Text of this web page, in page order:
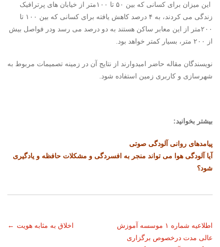
این میزان برای کسانی که بین ۵۰ تا ۱۰۰متر از خیابان ­های پرترافیک
زندگی می کردند، به ۴ درصد کاهش یافته برای کسانی که بین ۱۰۰ تا
۲۰۰متر از این معابر ساکن هستند به دو درصد می­ رسد ودر فواصل بیش
از ۲۰۰ متر، بسیار کمتر خواهد بود.
نویسندگان مقاله حاضر امیدوارند از نتایج آن در زمینه تصمیمات مربوط به
شهرسازی و کاربری زمین استفاده شود.
بیشتر بخوانید:
پیامدهای روانی آلودگی صوتی
آیا آلودگی هوا می تواند منجر به افسردگی و مشکلات حافظه و یادگیری
شود؟
ناوبری
← اخلاق به مثابه هویت
اطلاعیه شماره ١ موسسه آموزش
عالی مدت درخصوص برگزاری